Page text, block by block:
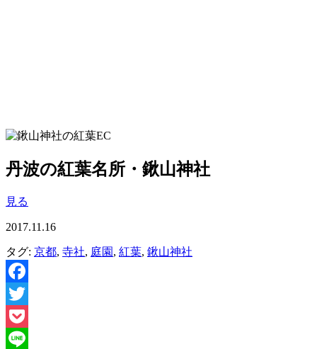
丹波の紅葉名所・鍬山神社
見る
2017.11.16
タグ: 京都, 寺社, 庭園 , 紅葉, 鍬山神社
Facebook
Twitter
Pocket